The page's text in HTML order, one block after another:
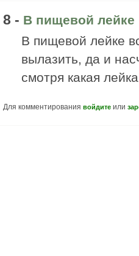
8 - В пищевой лейке
В пищевой лейке
вылазить, да и
смотря какая
Для комментирования войдите или